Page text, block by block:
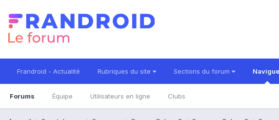
Frandroid - Actualité Rubriques du site Sections du forum
Forums Équipe Utilisateurs en ligne Clubs